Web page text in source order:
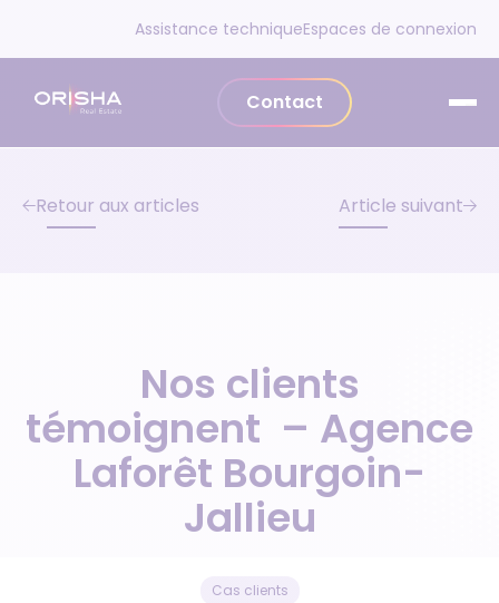
Assistance techniqueEspaces de connexion
Contact
Retour aux articles Article suivant
Nos clients
témoignent – Agence
Laforêt Bourgoin-
Jallieu
Cas clients